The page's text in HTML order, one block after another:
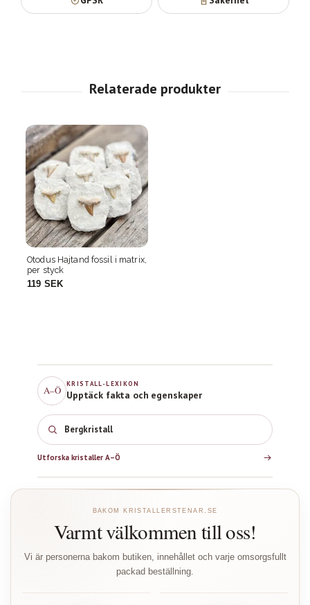
A–Ö
KRISTALL-LEXIKON
Upptäck fakta och egenskaper
Bergkristall
Utforska kristaller A–Ö
BAKOM KRISTALLERSTENAR.SE
Varmt välkommen till oss!
Vi är personerna bakom butiken, innehållet och varje omsorgsfullt
packad beställning.
Otodus Hajtand fossil i matrix,
per styck
119 SEK